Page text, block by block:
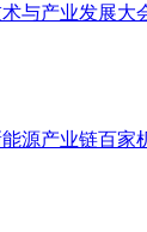
与产业发展大
源产业链百家